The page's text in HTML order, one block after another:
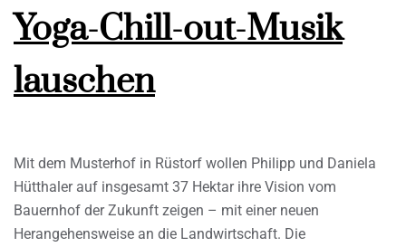
Yoga-Chill-out-Musik
lauschen
Mit dem Musterhof in Rüstorf wollen Philipp und Daniela
Hütthaler auf insgesamt 37 Hektar ihre Vision vom
Bauernhof der Zukunft zeigen – mit einer neuen
Herangehensweise an die Landwirtschaft. Die